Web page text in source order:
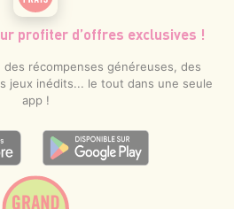
profiter d’offres exclusives !
des récompenses généreuses, des
jeux inédits... le tout dans une seule
app !